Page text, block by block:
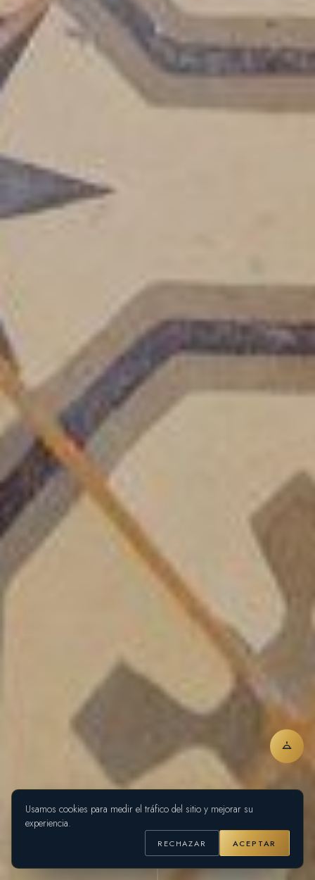
Usamos cookies para medir el tráfico del sitio y mejorar su
experiencia.
RECHAZAR ACEPTAR